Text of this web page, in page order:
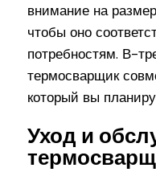
внимание на
чтобы оно
потребностям. В-
термосварщик
который вы
Уход и